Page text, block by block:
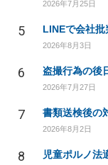
2026年7月25日
5 LINEで会社批
2026年8月3日
6 盗撮行為の後
2026年7月27日
7
2026年8月2日
8 児童ポルノ法